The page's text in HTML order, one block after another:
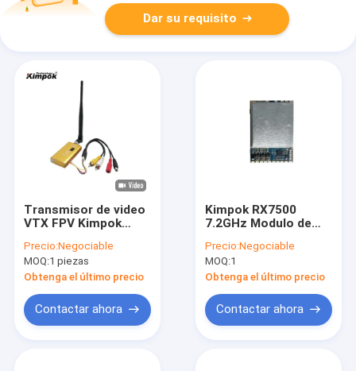
Dar su requisito
Transmisor de video
VTX FPV Kimpok
Flight 1.2G 1080MHz-
1360MHz 1.5W
Accesorio para
drones Fabricado en
Shenzhen
Precio:Negociable
MOQ:1 piezas
Obtenga el último precio
Contactar ahora
Kimpok RX7500
7.2GHz Modulo de
analógico de alta
sensibilidad con
control de
frecuencia SPI y 16
canales
Precio:Negociable
MOQ:1
Obtenga el último precio
Contactar ahora